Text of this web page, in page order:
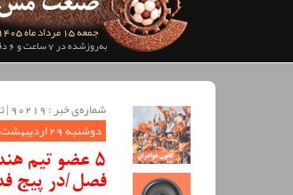
جمعه 15 مرداد ماه 1405
به‌روزشده در 7 ساعت و 6 دقیقه قبل
شماره‌ی خبر : ‌90219 | تعداد بازدید : 793
دوشنبه 29 اردیبهشت ماه 1404 ساعت 16:51
5 عضو تیم
فصل/در پیج